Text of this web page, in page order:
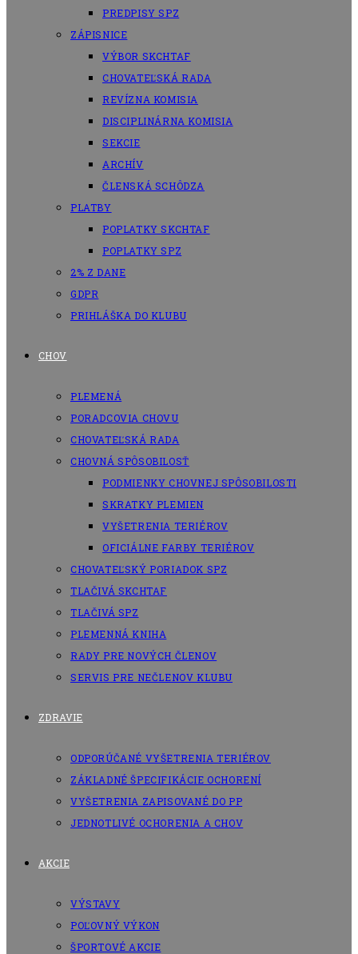
PREDPISY SPZ
ZÁPISNICE
VÝBOR SKCHTAF
CHOVATEĽSKÁ RADA
REVÍZNA KOMISIA
DISCIPLINÁRNA KOMISIA
SEKCIE
ARCHÍV
ČLENSKÁ SCHÔDZA
PLATBY
POPLATKY SKCHTAF
POPLATKY SPZ
2% Z DANE
GDPR
PRIHLÁŠKA DO KLUBU
CHOV
PLEMENÁ
PORADCOVIA CHOVU
CHOVATEĽSKÁ RADA
CHOVNÁ SPÔSOBILOSŤ
PODMIENKY CHOVNEJ SPÔSOBILOSTI
SKRATKY PLEMIEN
VYŠETRENIA TERIÉROV
OFICIÁLNE FARBY TERIÉROV
CHOVATEĽSKÝ PORIADOK SPZ
TLAČIVÁ SKCHTAF
TLAČIVÁ SPZ
PLEMENNÁ KNIHA
RADY PRE NOVÝCH ČLENOV
SERVIS PRE NEČLENOV KLUBU
ZDRAVIE
ODPORÚČANÉ VYŠETRENIA TERIÉROV
ZÁKLADNÉ ŠPECIFIKÁCIE OCHORENÍ
VYŠETRENIA ZAPISOVANÉ DO PP
JEDNOTLIVÉ OCHORENIA A CHOV
AKCIE
VÝSTAVY
POĽOVNÝ VÝKON
ŠPORTOVÉ AKCIE